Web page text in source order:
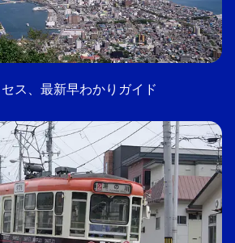
ス、最新早わかりガイド